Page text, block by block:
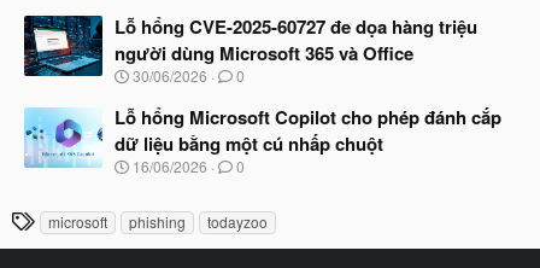
đ
ầ
u
à
y
b
ắ
đ
ầ
u
Lỗ hổng CVE-2025-60727 đe dọa hàng triệu
người dùng Microsoft 365 và Office
N
à
b
ắ
đ
ầ
u
30/06/2026 0
Lỗ hổng Microsoft Copilot cho phép đánh cắp
dữ liệu bằng một cú nhấp chuột
N
y
16/06/2026 0
T
h
microsoft phishing todayzoo